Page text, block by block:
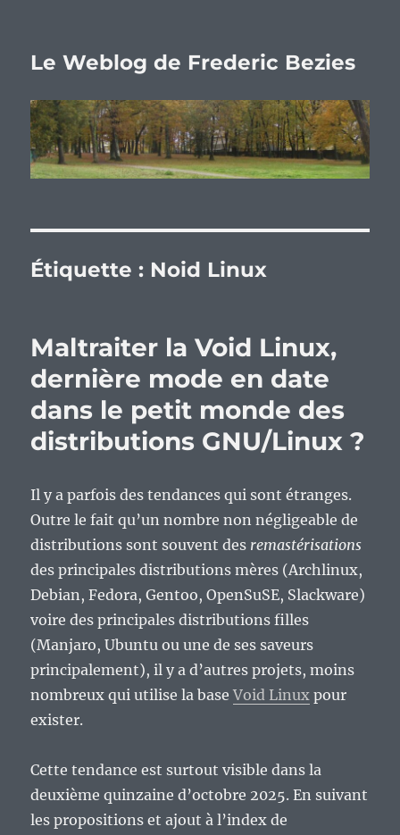
Le Weblog de Frederic Bezies
Étiquette : Noid Linux
Maltraiter la Void Linux,
dernière mode en date
dans le petit monde des
distributions GNU/Linux ?
Il y a parfois des tendances qui sont étranges.
Outre le fait qu’un nombre non négligeable de
distributions sont souvent des remastérisations
des principales distributions mères (Archlinux,
Debian, Fedora, Gentoo, OpenSuSE, Slackware)
voire des principales distributions filles
(Manjaro, Ubuntu ou une de ses saveurs
principalement), il y a d’autres projets, moins
nombreux qui utilise la baseVoid Linux pour
exister.
Cette tendance est surtout visible dans la
deuxième quinzaine d’octobre 2025. En suivant
les propositions et ajout à l’index de